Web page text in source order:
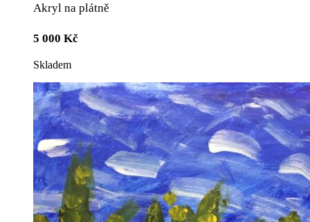
Akryl na plátně
5 000 Kč
Skladem